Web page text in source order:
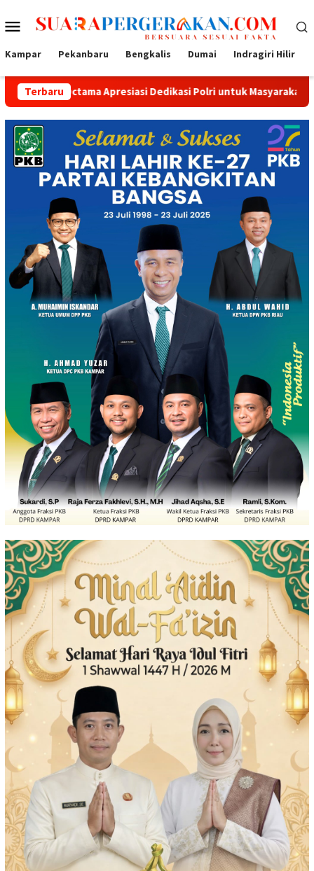
ke
Menu
Mobile
Kampar Pekanbaru Bengkalis Dumai Indragiri Hilir
Terbaru
Apresiasi Dedikasi Polri untuk Masyarakat Tak